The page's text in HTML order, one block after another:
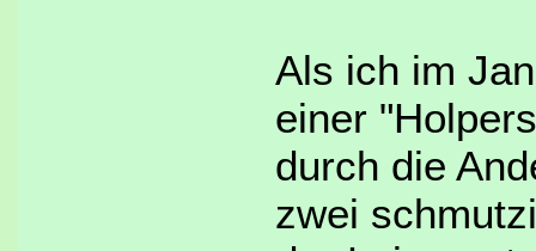
Als ich im
einer
durch die
zwei